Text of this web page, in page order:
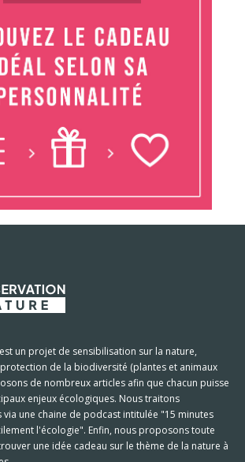
un projet de sensibilisation sur la nature,
de la biodiversité (plantes et animaux
de nombreux articles afin que chacun puisse
enjeux écologiques. Nous traitons
via une chaine de podcast intitulée "15 minutes
l'écologie". Enfin, nous proposons toute
une idée cadeau sur le thème de la nature à